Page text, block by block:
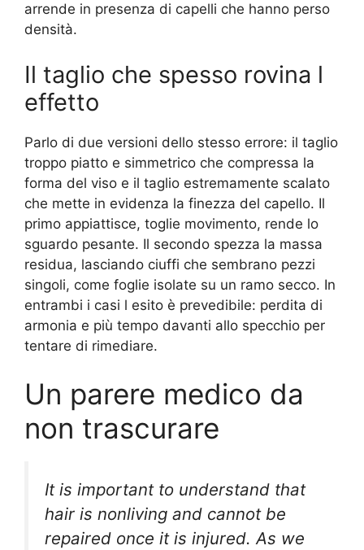
arrende in presenza di capelli che hanno perso
densità.
Il taglio che spesso rovina l
effetto
Parlo di due versioni dello stesso errore: il taglio
troppo piatto e simmetrico che compressa la
forma del viso e il taglio estremamente scalato
che mette in evidenza la finezza del capello. Il
primo appiattisce, toglie movimento, rende lo
sguardo pesante. Il secondo spezza la massa
residua, lasciando ciuffi che sembrano pezzi
singoli, come foglie isolate su un ramo secco. In
entrambi i casi l esito è prevedibile: perdita di
armonia e più tempo davanti allo specchio per
tentare di rimediare.
Un parere medico da
non trascurare
It is important to understand that
hair is nonliving and cannot be
repaired once it is injured. As we